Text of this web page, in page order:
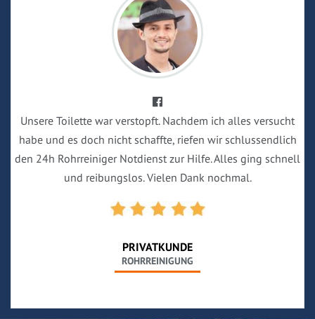
Unsere Toilette war verstopft. Nachdem ich alles versucht
habe und es doch nicht schaffte, riefen wir schlussendlich
den 24h Rohrreiniger Notdienst zur Hilfe. Alles ging schnell
und reibungslos. Vielen Dank nochmal.
PRIVATKUNDE
ROHRREINIGUNG